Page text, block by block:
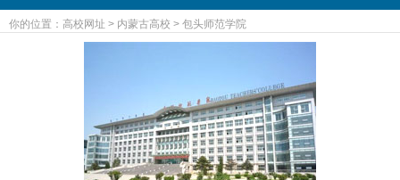
你的位置： 高校网址 > 内蒙古高校 > 包头师范学院